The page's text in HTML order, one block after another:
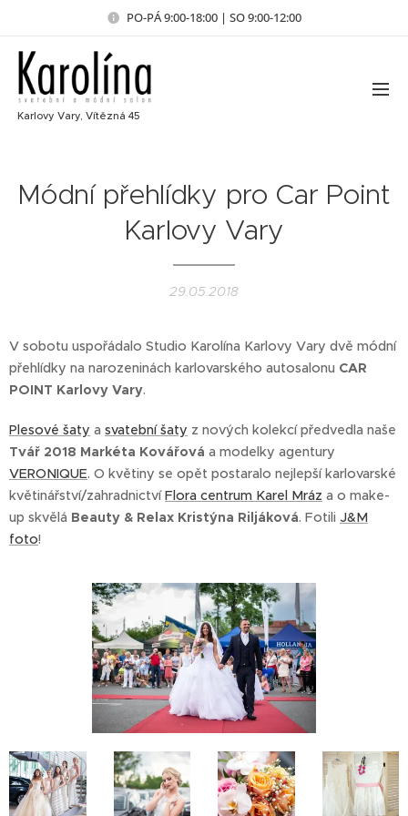
PO-PÁ 9:00-18:00 | SO 9:00-12:00
Karlovy Vary, Vítězná 45
Módní přehlídky pro Car Point
Karlovy Vary
29.05.2018
V sobotu uspořádalo Studio Karolína Karlovy Vary dvě módní
přehlídky na narozeninách karlovarského autosalonu CAR
POINT Karlovy Vary.
Plesové šaty a svatební šaty z nových kolekcí předvedla naše
Tvář 2018 Markéta Kovářová a modelky agentury
VERONIQUE. O květiny se opět postaralo nejlepší karlovarské
květinářství/zahradnictvíFlora centrum Karel Mráz a o make-
up skvělá Beauty & Relax Kristýna Riljáková. Fotili J&M
foto!